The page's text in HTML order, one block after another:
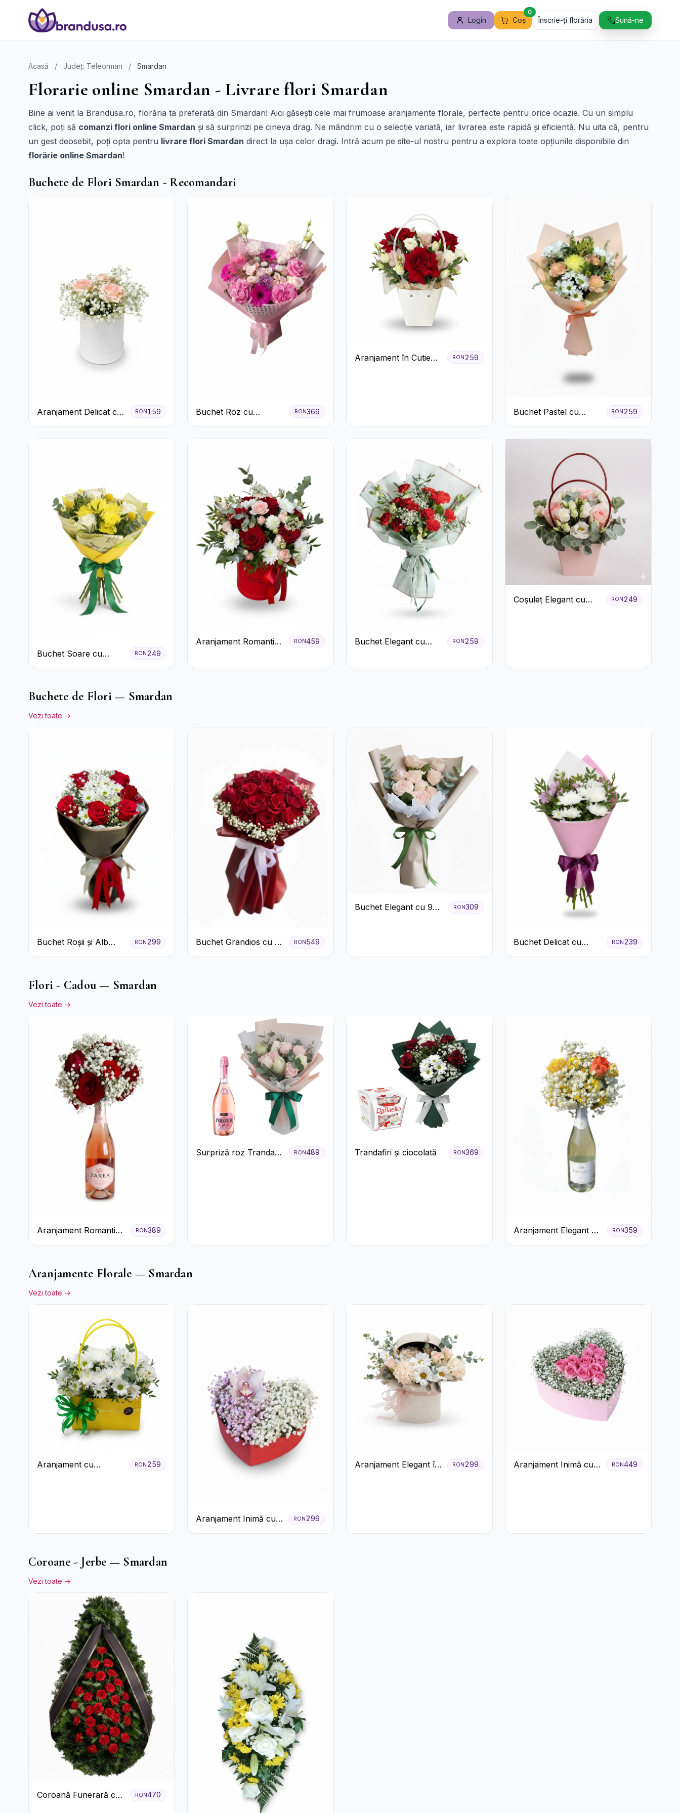
Login Coș
0
Înscrie-ți florăria Sună-ne
Acasă / Județ: Teleorman / Smardan
Florarie online Smardan - Livrare flori Smardan
Bine ai venit la Brandusa.ro, florăria ta preferată din Smardan! Aici găsești cele mai frumoase aranjamente florale, perfecte pentru orice ocazie. Cu un simplu
click, poți să comanzi flori online Smardan și să surprinzi pe cineva drag. Ne mândrim cu o selecție variată, iar livrarea este rapidă și eficientă. Nu uita că, pentru
un gest deosebit, poți opta pentru livrare flori Smardan direct la ușa celor dragi. Intră acum pe site-ul nostru pentru a explora toate opțiunile disponibile din
florărie online Smardan!
Buchete de Flori Smardan - Recomandari
Aranjament Delicat cu
3 Trandafiri Roz în
RON159
Buchet Roz cu
Tradafiri și Gerbera
RON369
Aranjament în Cutie
RON259
Buchet Pastel cu
Crizanteme și Garoafe
RON259
Buchet Soare cu
Crizanteme Galbene și
RON 249
Aranjament Romantic
Trandafiri și
RON459
Buchet Elegant cu
Floarea Miresei
RON259
Coșuleț Elegant cu
RON249
Buchete de Flori — Smardan
Vezi toate →
Buchet Roșii și Alb
Clasic
RON299
Buchet Grandios cu 25
de Trandafiri Roșii
RON549
Buchet Elegant cu 9
RON309
Buchet Delicat cu
Crizanteme Albe și
RON239
Flori - Cadou — Smardan
Vezi toate →
Aranjament Romantic
cu Trandafiri Roșii și
RON389
Surpriză roz Trandafiri
RON489 Trandafiri și ciocolată RON369
Aranjament Elegant cu
Prosecco și Flori
RON359
Aranjamente Florale — Smardan
Vezi toate →
Aranjament cu
RON259
Aranjament Inimă cu
Orhidee și Floarea
RON299
Aranjament Elegant în
RON299
Aranjament Inimă cu
RON449
Coroane - Jerbe — Smardan
Vezi toate →
Coroană Funerară cu
RON470